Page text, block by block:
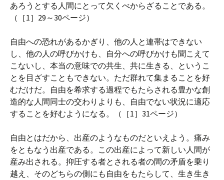
あろうとする人間にとって欠くべからざることである。
（［1］29～30ページ）
自由への恐れがあるかぎり、他の人と連帯はできない
し、他の人の呼びかけも、自分への呼びかけも聞こえて
こないし、本当の意味での共生、共に生きる、というこ
とを目ざすこともできない。ただ群れて集まることを好
むだけだ。自由を希求する過程でもたらされる豊かな創
造的な人間同士の交わりよりも、自由でない状況に適応
することを好むようになる。（［1］31ページ）
自由とはだから、出産のようなものだといえよう。痛み
をともなう出産である。この出産によって新しい人間が
産み出される。抑圧する者とされる者の間の矛盾を乗り
越え、そのどちらの側にも自由をもたらして、生き生き